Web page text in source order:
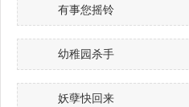
有事您摇铃
幼稚园杀手
妖孽快回来